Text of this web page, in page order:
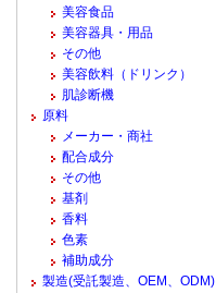
美容食品
美容器具・用品
その他
美容飲料（ドリンク）
肌診断機
原料
メーカー・商社
配合成分
その他
基剤
香料
色素
補助成分
製造(受託製造、OEM、ODM)